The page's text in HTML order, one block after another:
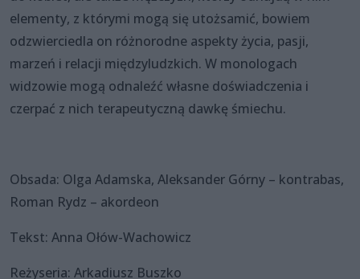
elementy, z którymi mogą się utożsamić, bowiem
odzwierciedla on różnorodne aspekty życia, pasji,
marzeń i relacji międzyludzkich. W monologach
widzowie mogą odnaleźć własne doświadczenia i
czerpać z nich terapeutyczną dawkę śmiechu.
Obsada: Olga Adamska, Aleksander Górny – kontrabas,
Roman Rydz – akordeon
Tekst: Anna Ołów-Wachowicz
Reżyseria: Arkadiusz Buszko